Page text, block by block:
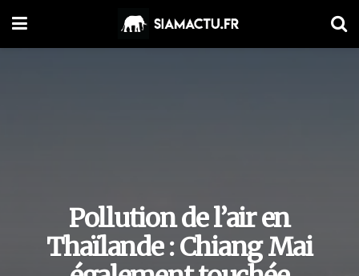
Pollution de l’air en
Thaïlande : Chiang Mai